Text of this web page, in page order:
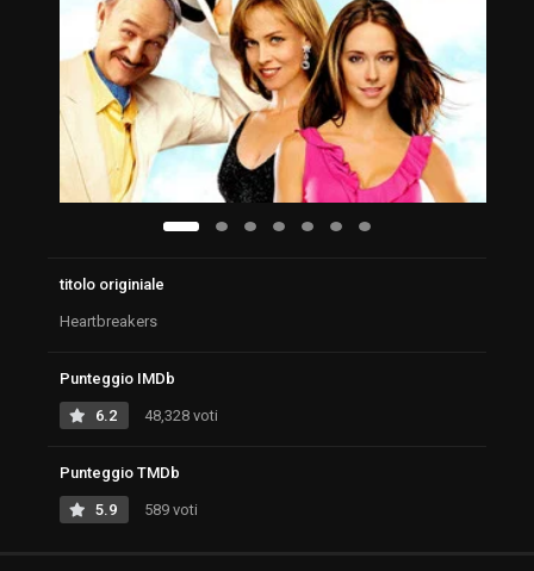
titolo originiale
Heartbreakers
Punteggio IMDb
6.2 48,328 voti
Punteggio TMDb
5.9 589 voti